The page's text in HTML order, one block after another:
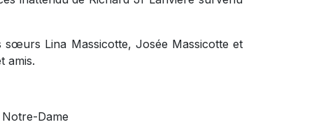
sœurs Lina Massicotte, Josée Massicotte et
amis.
Dame